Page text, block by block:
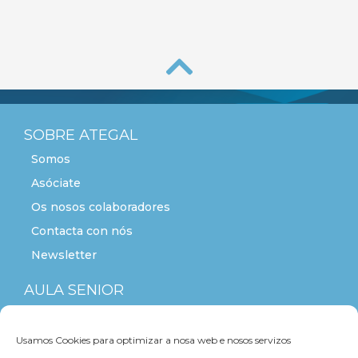
Usamos Cookies para optimizar a nosa web e nosos servizos
SOBRE ATEGAL
Somos
Asóciate
Os nosos colaboradores
Contacta con nós
Newsletter
AULA SENIOR